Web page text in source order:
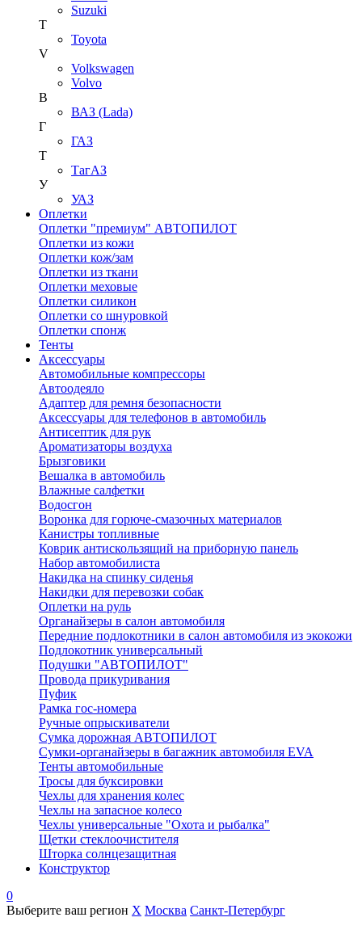
Suzuki
T
Toyota
V
Volkswagen
Volvo
В
ВАЗ (Lada)
Г
ГАЗ
Т
ТагАЗ
У
УАЗ
Оплетки
Оплетки "премиум" АВТОПИЛОТ
Оплетки из кожи
Оплетки кож/зам
Оплетки из ткани
Оплетки меховые
Оплетки силикон
Оплетки со шнуровкой
Оплетки спонж
Тенты
Аксессуары
Автомобильные компрессоры
Автоодеяло
Адаптер для ремня безопасности
Аксессуары для телефонов в автомобиль
Антисептик для рук
Ароматизаторы воздуха
Брызговики
Вешалка в автомобиль
Влажные салфетки
Водосгон
Воронка для горюче-смазочных материалов
Канистры топливные
Коврик антискользящий на приборную панель
Набор автомобилиста
Накидка на спинку сиденья
Накидки для перевозки собак
Оплетки на руль
Органайзеры в салон автомобиля
Передние подлокотники в салон автомобиля из экокожи
Подлокотник универсальный
Подушки "АВТОПИЛОТ"
Провода прикуривания
Пуфик
Рамка гос-номера
Ручные опрыскиватели
Сумка дорожная АВТОПИЛОТ
Сумки-органайзеры в багажник автомобиля EVA
Тенты автомобильные
Тросы для буксировки
Чехлы для хранения колес
Чехлы на запасное колесо
Чехлы универсальные "Охота и рыбалка"
Щетки стеклоочистителя
Шторка солнцезащитная
Конструктор
0
Выберите ваш регион X Москва Санкт-Петербург